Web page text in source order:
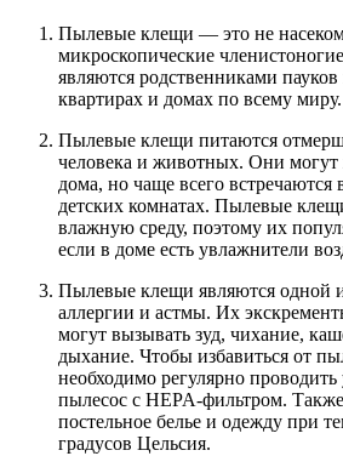
Пылевые клещи — это не
микроскопические
являются родственниками
квартирах и домах по всему миру.
Пылевые клещи питаются
человека и животных. Они
дома, но чаще всего встречаются
детских комнатах. Пылевые
влажную среду, поэтому их
если в доме есть увлажнители
Пылевые клещи являются одной
аллергии и астмы. Их
могут вызывать зуд, чихание,
дыхание. Чтобы избавиться от
необходимо регулярно проводить
пылесос с HEPA-фильтром. Также
постельное белье и одежду при
градусов Цельсия.